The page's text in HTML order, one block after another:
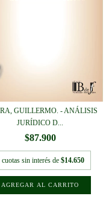
GUILLERMO. - ANÁLISIS
JURÍDICO D...
$87.900
cuotas sin interés de $14.650